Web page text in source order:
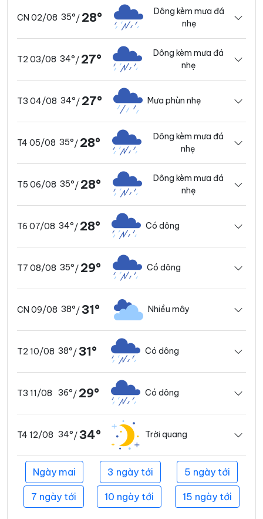
CN 02/08 35°/ 28°
Dông kèm mưa đá
nhẹ
T2 03/08 34°/ 27°
Dông kèm mưa đá
nhẹ
T3 04/08 34°/ 27° Mưa phùn nhẹ
T4 05/08 35°/ 28°
Dông kèm mưa đá
nhẹ
T5 06/08 35°/ 28°
Dông kèm mưa đá
nhẹ
T6 07/08 34°/ 28° Có dông
T7 08/08 35°/ 29° Có dông
CN 09/08 38°/31° Nhiều mây
T2 10/08 38°/31° Có dông
T3 11/08 36°/ 29° Có dông
T4 12/08 34°/34° Trời quang
Ngày mai 3 ngày tới 5 ngày tới
7 ngày tới 10 ngày tới 15 ngày tới